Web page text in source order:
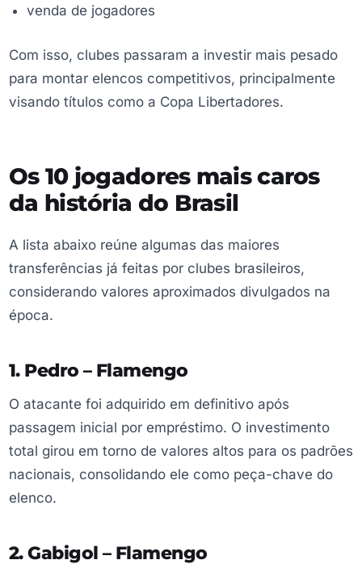
venda de jogadores
Com isso, clubes passaram a investir mais pesado
para montar elencos competitivos, principalmente
visando títulos como a Copa Libertadores.
Os 10 jogadores mais caros
da história do Brasil
A lista abaixo reúne algumas das maiores
transferências já feitas por clubes brasileiros,
considerando valores aproximados divulgados na
época.
1. Pedro – Flamengo
O atacante foi adquirido em definitivo após
passagem inicial por empréstimo. O investimento
total girou em torno de valores altos para os padrões
nacionais, consolidando ele como peça-chave do
elenco.
2. Gabigol – Flamengo